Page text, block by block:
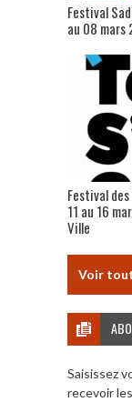
Festival
au 08 mars
Festival
11 au 16
Ville
Voir
Saisissez
recevoir